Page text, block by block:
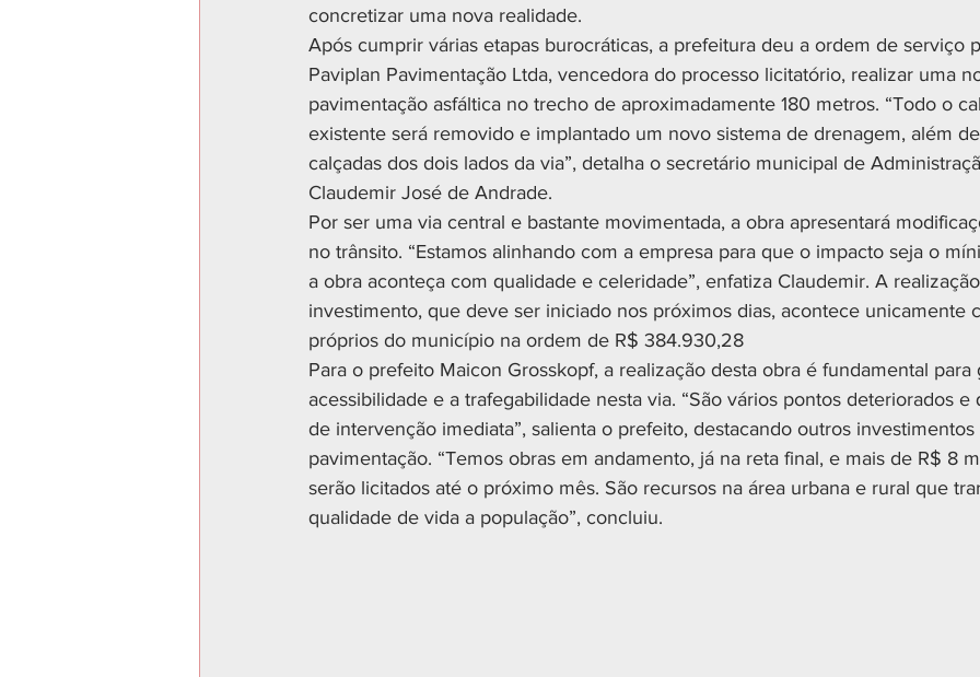
concretizar uma nova realidade.
Após cumprir várias etapas burocráticas, a prefeitura deu a ordem de serviço
Paviplan Pavimentação Ltda, vencedora do processo licitatório, realizar uma
pavimentação asfáltica no trecho de aproximadamente 180 metros. “Todo o
existente será removido e implantado um novo sistema de drenagem, além
calçadas dos dois lados da via”, detalha o secretário municipal de
Claudemir José de Andrade.
Por ser uma via central e bastante movimentada, a obra apresentará
no trânsito. “Estamos alinhando com a empresa para que o impacto seja o
a obra aconteça com qualidade e celeridade”, enfatiza Claudemir. A
investimento, que deve ser iniciado nos próximos dias, acontece unicamente
próprios do município na ordem de R$ 384.930,28
Para o prefeito Maicon Grosskopf, a realização desta obra é fundamental para
acessibilidade e a trafegabilidade nesta via. “São vários pontos deteriorados e
de intervenção imediata”, salienta o prefeito, destacando outros investimentos
pavimentação. “Temos obras em andamento, já na reta final, e mais de R$ 8
serão licitados até o próximo mês. São recursos na área urbana e rural que
qualidade de vida a população”, concluiu.